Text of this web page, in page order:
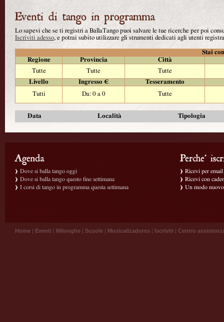
Lo sapevi che se ti registri a BallaTango puoi salvare le tue ricerche per poi
Iscriviti adesso, e potrai subito utilizzare gli strumenti dedicati agli utenti
Stai
Regione
Provincia
Città
Tutte
Tutte
Tutte
Livello
Ingresso €
Tesseramento
Tutti
Da: 0 a 0 Tutte
Data Località Tipologia
Dove si balla tango oggi
Dove si balla tango questo fine settimana
I corsi di tango in programma questa settimana
Ricevi per
Ricevi con
Un modo
Home | Eventi | Milonghe | Scuole | Musicalizadores | Iscriviti | Centro